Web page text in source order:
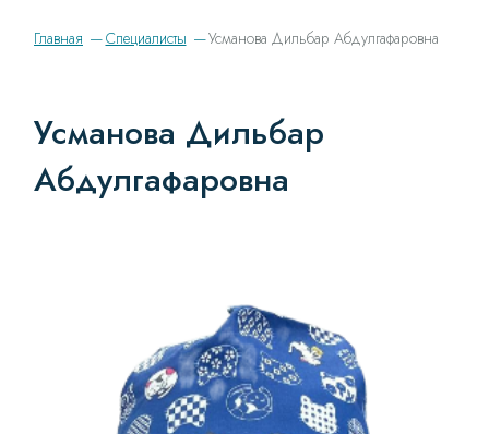
Главная Специалисты Усманова Дильбар Абдулгафаровна
Усманова Дильбар
Абдулгафаровна